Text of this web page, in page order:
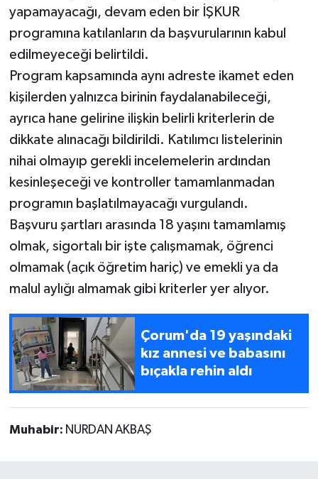
yapamayacağı, devam eden bir İŞKUR
programına katılanların da başvurularının kabul
edilmeyeceği belirtildi.
Program kapsamında aynı adreste ikamet eden
kişilerden yalnızca birinin faydalanabileceği,
ayrıca hane gelirine ilişkin belirli kriterlerin de
dikkate alınacağı bildirildi. Katılımcı listelerinin
nihai olmayıp gerekli incelemelerin ardından
kesinleşeceği ve kontroller tamamlanmadan
programın başlatılmayacağı vurgulandı.
Başvuru şartları arasında 18 yaşını tamamlamış
olmak, sigortalı bir işte çalışmamak, öğrenci
olmamak (açık öğretim hariç) ve emekli ya da
malul aylığı almamak gibi kriterler yer alıyor.
Çorum'da 19 yaşındaki
kız annesi ve babasını
bıçakla rehin aldı
Muhabir: NURDAN AKBAŞ